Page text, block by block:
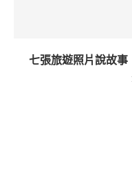
七張旅遊照片說故